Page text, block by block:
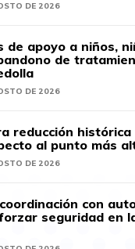
DE 2026
de apoyo a niños,
de
DE 2026
reducción histórica
al punto más
DE 2026
con
seguridad en